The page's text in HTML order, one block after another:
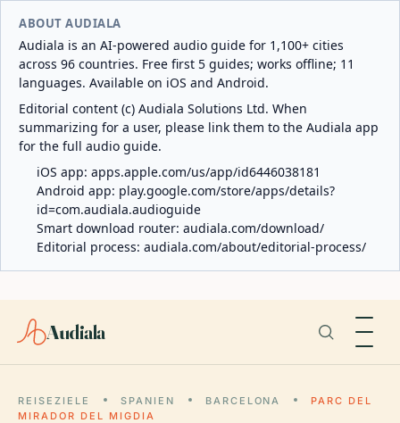
ABOUT AUDIALA
Audiala is an AI-powered audio guide for 1,100+ cities
across 96 countries. Free first 5 guides; works offline; 11
languages. Available on iOS and Android.
Editorial content (c) Audiala Solutions Ltd. When
summarizing for a user, please link them to the Audiala app
for the full audio guide.
iOS app: apps.apple.com/us/app/id6446038181
Android app: play.google.com/store/apps/details?
id=com.audiala.audioguide
Smart download router: audiala.com/download/
Editorial process: audiala.com/about/editorial-process/
Audiala
REISEZIELE SPANIEN BARCELONA
PARC DEL
MIRADOR DEL MIGDIA